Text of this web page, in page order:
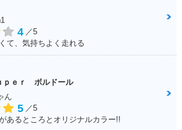
4 ／5
て、気持ちよく走れる
ｐｅｒ ボルドール
ん
5 ／5
あるところとオリジナルカラー!!